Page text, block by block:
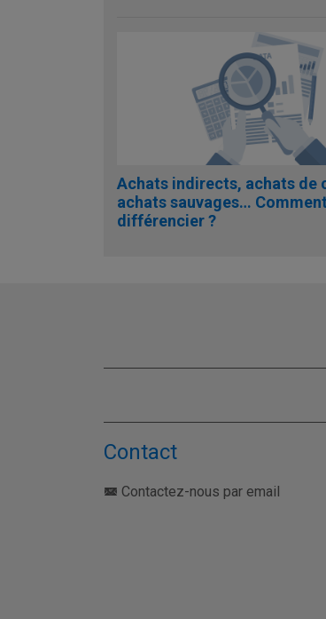
Achats indirects, achats de
achats sauvages…
différencier ?
Contact
Contactez-nous par email